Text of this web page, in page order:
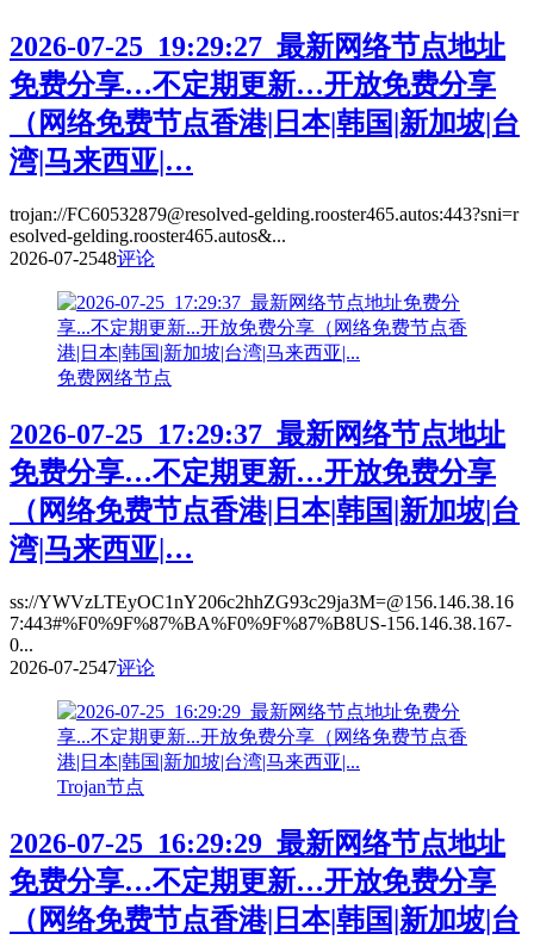
2026-07-25_19:29:27_最新网络节点地址
免费分享…不定期更新…开放免费分享
（网络免费节点香港|日本|韩国|新加坡|台
湾|马来西亚|…
trojan://FC60532879@resolved-gelding.rooster465.autos:443?sni=r
esolved-gelding.rooster465.autos&...
2026-07-2548评论
免费网络节点
2026-07-25_17:29:37_最新网络节点地址
免费分享…不定期更新…开放免费分享
（网络免费节点香港|日本|韩国|新加坡|台
湾|马来西亚|…
ss://YWVzLTEyOC1nY206c2hhZG93c29ja3M=@156.146.38.16
7:443#%F0%9F%87%BA%F0%9F%87%B8US-156.146.38.167-
0...
2026-07-2547评论
Trojan节点
2026-07-25_16:29:29_最新网络节点地址
免费分享…不定期更新…开放免费分享
（网络免费节点香港|日本|韩国|新加坡|台